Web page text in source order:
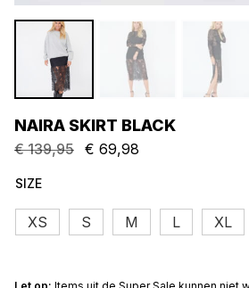
NAIRA SKIRT BLACK
€139,95
Oorspronkelijke
prijs
€ 139,95.
€ 69,98
Huidige
prijs
€ 69,98.
SIZE
XS S M L XL